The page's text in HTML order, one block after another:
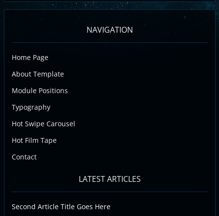
NAVIGATION
Home Page
About Template
Module Positions
Typography
Hot Swipe Carousel
Hot Film Tape
Contact
LATEST ARTICLES
Second Article Title Goes Here